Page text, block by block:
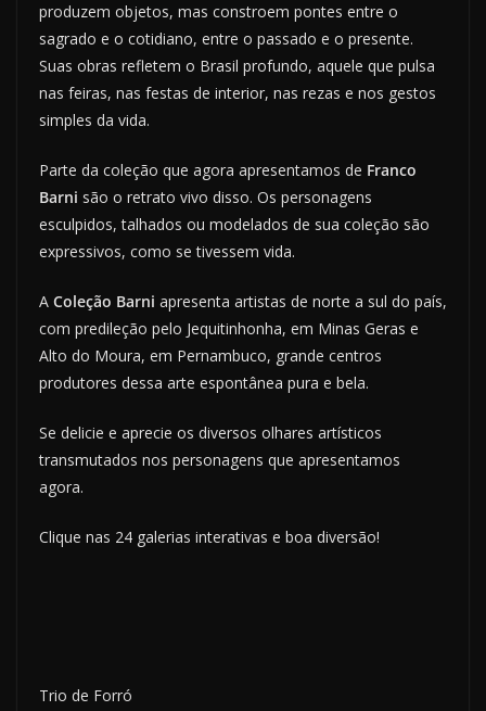
produzem objetos, mas constroem pontes entre o
sagrado e o cotidiano, entre o passado e o presente.
Suas obras refletem o Brasil profundo, aquele que pulsa
nas feiras, nas festas de interior, nas rezas e nos gestos
simples da vida.
Parte da coleção que agora apresentamos de Franco
Barni são o retrato vivo disso. Os personagens
esculpidos, talhados ou modelados de sua coleção são
expressivos, como se tivessem vida.
A Coleção Barni apresenta artistas de norte a sul do país,
com predileção pelo Jequitinhonha, em Minas Geras e
Alto do Moura, em Pernambuco, grande centros
produtores dessa arte espontânea pura e bela.
Se delicie e aprecie os diversos olhares artísticos
transmutados nos personagens que apresentamos
agora.
Clique nas 24 galerias interativas e boa diversão!
Trio de Forró